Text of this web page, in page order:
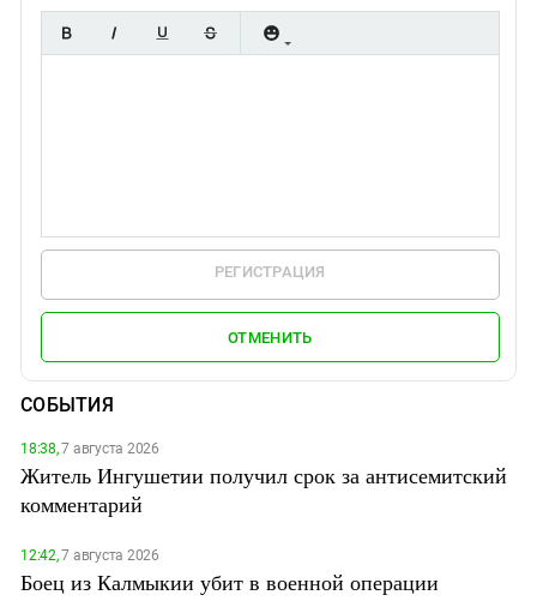
РЕГИСТРАЦИЯ
ОТМЕНИТЬ
СОБЫТИЯ
18:38,7 августа 2026
Житель Ингушетии получил срок за антисемитский
комментарий
12:42,7 августа 2026
Боец из Калмыкии убит в военной операции